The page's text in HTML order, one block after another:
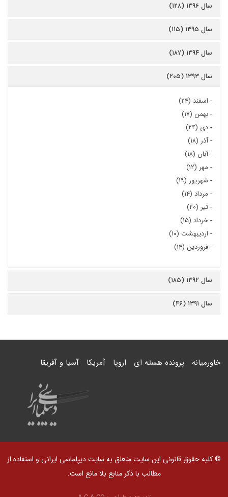
سال ۱۳۹۶ (۱۲۸)
سال ۱۳۹۵ (۱۱۵)
سال ۱۳۹۴ (۱۸۷)
سال ۱۳۹۳ (۲۰۵)
- اسفند (۲۴)
-بهمن (۱۷)
-دی (۲۴)
-آذر (۱۸)
-آبان (۱۸)
- مهر (۱۲)
- شهریور (۱۹)
- مرداد (۱۴)
-تیر (۲۰)
-خرداد (۱۵)
- اردیبهشت (۱۰)
-فروردین (۱۴)
سال ۱۳۹۲ (۱۸۵)
سال ۱۳۹۱ (۴۶)
خاورمیانه پرونده هسته ای اروپا آمریکا آسیا و آفریقا
© کلیه حقوق قانونی این سایت متعلق به سایت دیپلماسی ایرانی و استفاده از
مطالب با ذکر منابع بلا مانع است.